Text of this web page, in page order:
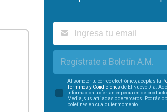
Regístrate a Boletín A.M.
Al someter tu correo electrónico, aceptas la
Términos y Condiciones de El Nuevo Día.
información u ofertas especiales de
Media, sus afiliadas o de terceros. Podrás
boletines en cualquier momento.